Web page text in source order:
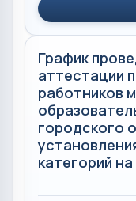
График
аттестации
работников
городского
категорий